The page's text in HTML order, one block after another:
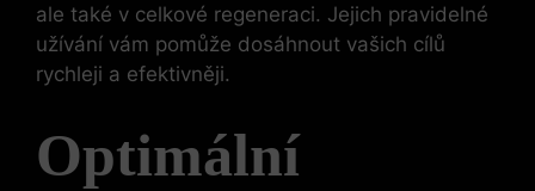
ale také v celkové regeneraci. Jejich pravidelné
užívání vám pomůže dosáhnout vašich cílů
rychleji a efektivněji.
Optimální